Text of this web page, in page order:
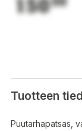
150
Tuotteen
Puutarhapatsas,